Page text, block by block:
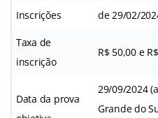
Inscrições de 29/02/
Taxa de
inscrição
R$ 50,00 e
Data da prova
29/09/2024
Grande do